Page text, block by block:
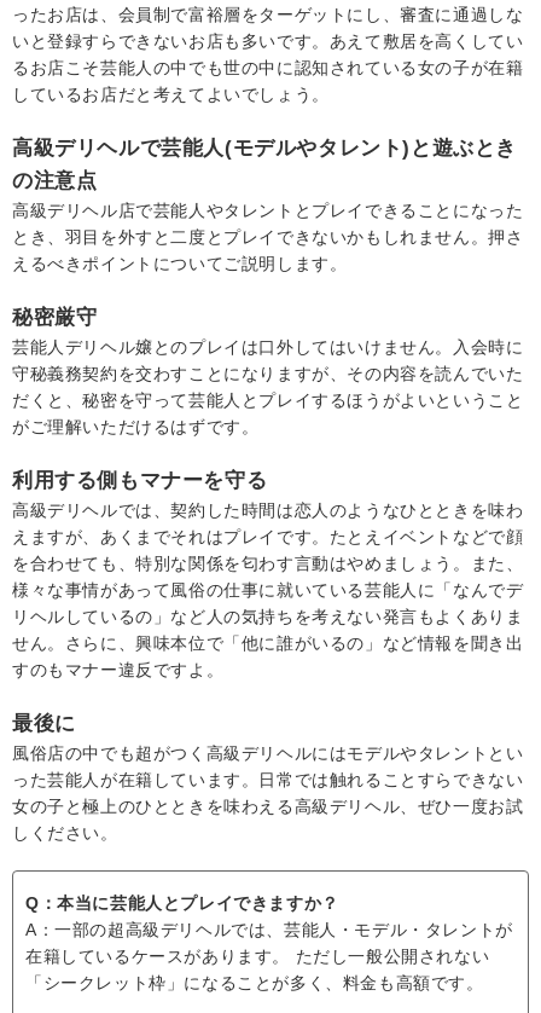
ったお店は、会員制で富裕層をターゲットにし、審査に通過しな
いと登録すらできないお店も多いです。あえて敷居を高くしてい
るお店こそ芸能人の中でも世の中に認知されている女の子が在籍
しているお店だと考えてよいでしょう。
高級デリヘルで芸能人(モデルやタレント)と遊ぶとき
の注意点
高級デリヘル店で芸能人やタレントとプレイできることになった
とき、羽目を外すと二度とプレイできないかもしれません。押さ
えるべきポイントについてご説明します。
秘密厳守
芸能人デリヘル嬢とのプレイは口外してはいけません。入会時に
守秘義務契約を交わすことになりますが、その内容を読んでいた
だくと、秘密を守って芸能人とプレイするほうがよいということ
がご理解いただけるはずです。
利用する側もマナーを守る
高級デリヘルでは、契約した時間は恋人のようなひとときを味わ
えますが、あくまでそれはプレイです。たとえイベントなどで顔
を合わせても、特別な関係を匂わす言動はやめましょう。また、
様々な事情があって風俗の仕事に就いている芸能人に「なんでデ
リヘルしているの」など人の気持ちを考えない発言もよくありま
せん。さらに、興味本位で「他に誰がいるの」など情報を聞き出
すのもマナー違反ですよ。
最後に
風俗店の中でも超がつく高級デリヘルにはモデルやタレントとい
った芸能人が在籍しています。日常では触れることすらできない
女の子と極上のひとときを味わえる高級デリヘル、ぜひ一度お試
しください。
Q：本当に芸能人とプレイできますか？
A：一部の超高級デリヘルでは、芸能人・モデル・タレントが
在籍しているケースがあります。 ただし一般公開されない
「シークレット枠」になることが多く、料金も高額です。